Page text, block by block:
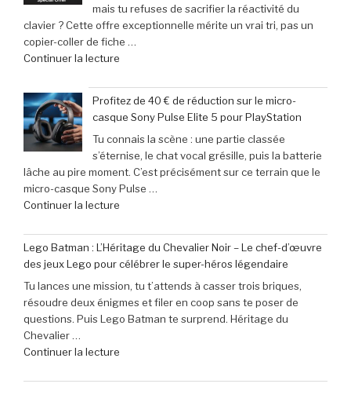
incontournable
des
nouveautés
pas
manquer
en
juin
2026 »
mais tu refuses de sacrifier la réactivité du
clavier ? Cette offre exceptionnelle mérite un vrai tri, pas un
copier-coller de fiche …
Continuer la lecture
exceptionnelle
:
le
clavier
Corsair
K70
Pro
seulement
79,99
€
(-16% »
Profitez de 40 € de réduction sur le micro-
casque Sony Pulse Elite 5 pour PlayStation
Tu connais la scène : une partie classée
s’éternise, le chat vocal grésille, puis la batterie
lâche au pire moment. C’est précisément sur ce terrain que le
micro-casque Sony Pulse …
Continuer la lecture
de
40
€
de
réduction
sur
Sony
Lego Batman : L’Héritage du Chevalier Noir – Le chef-d’œuvre
des jeux Lego pour célébrer le super-héros légendaire
Tu lances une mission, tu t’attends à casser trois briques,
résoudre deux énigmes et filer en coop sans te poser de
questions. Puis Lego Batman te surprend. Héritage du
Chevalier …
Continuer la lecture
Batman